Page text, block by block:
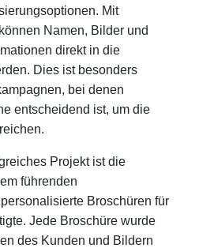
Mit
Namen, Bilder und
direkt in die
Dies ist besonders
bei denen
entscheidend ist, um die
Projekt ist die
führenden
Broschüren für
Jede Broschüre wurde
des Kunden und Bildern